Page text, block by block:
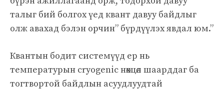
талыг бий болгох үед квант давуу байдлыг
олж авахад бэлэн орчин” бүрдүүлэх явдал юм.”
Квантын бодит системүүд ер нь
температурын cryogenic нөхцөл шаарддаг ба
тогтвортой байдлын асуудлуудтай